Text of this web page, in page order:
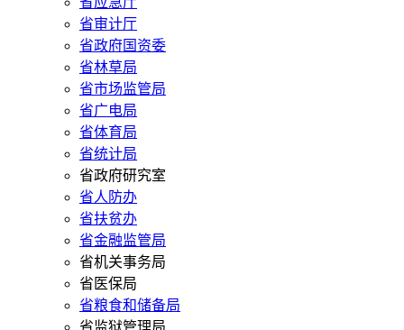
省审计厅
省政府国资委
省林草局
省市场监管局
省广电局
省体育局
省统计局
省政府研究室
省人防办
省扶贫办
省金融监管局
省机关事务局
省医保局
省粮食和储备局
省监狱管理局